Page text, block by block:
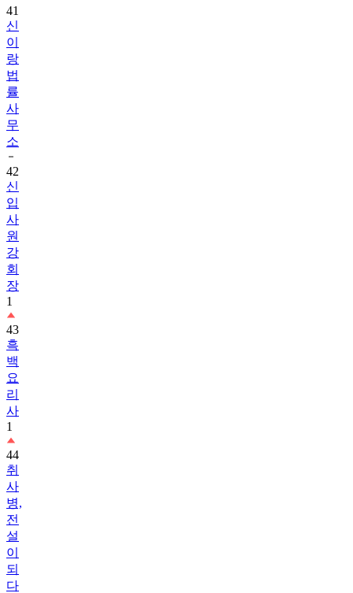
41
신
이
랑
법
률
사
무
소
42
신
입
사
원
강
회
장
1
43
흑
백
요
리
사
1
44
취
사
병,
전
설
이
되
다